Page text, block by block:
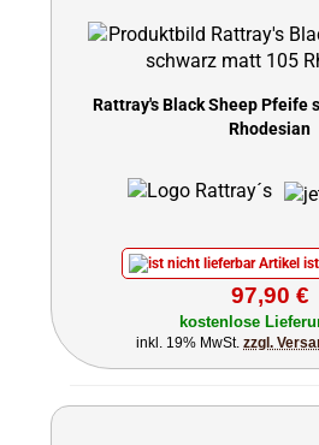
Rattray's Black Sheep Pfeife
Rhodesian
Artikel
97,90 €
kostenlose
inkl. 19% MwSt. zzgl.